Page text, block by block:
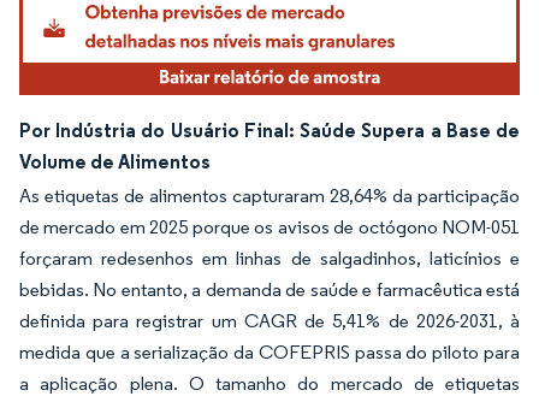
Por Indústria do Usuário Final: Saúde Supera a Base de
Volume de Alimentos
As etiquetas de alimentos capturaram 28,64% da participação
de mercado em 2025 porque os avisos de octógono NOM-051
forçaram redesenhos em linhas de salgadinhos, laticínios e
bebidas. No entanto, a demanda de saúde e farmacêutica está
definida para registrar um CAGR de 5,41% de 2026-2031, à
medida que a serialização da COFEPRIS passa do piloto para
a aplicação plena. O tamanho do mercado de etiquetas